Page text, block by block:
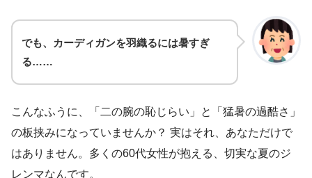
でも、カーディガンを羽織るには暑すぎ
る……
こんなふうに、「二の腕の恥じらい」と「猛暑の過酷さ」
の板挟みになっていませんか？ 実はそれ、あなただけで
はありません。多くの60代女性が抱える、切実な夏のジ
レンマなんです。